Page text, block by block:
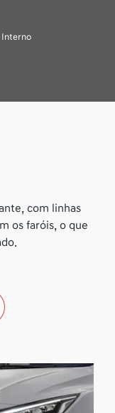
Interno
com linhas
os faróis, o que